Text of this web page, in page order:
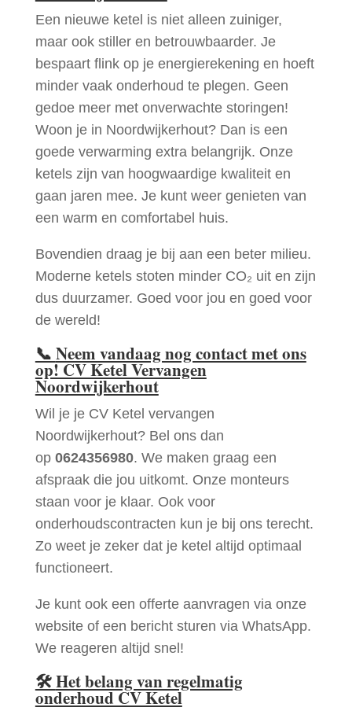
Een nieuwe ketel is niet alleen zuiniger,
maar ook stiller en betrouwbaarder. Je
bespaart flink op je energierekening en hoeft
minder vaak onderhoud te plegen. Geen
gedoe meer met onverwachte storingen!
Woon je in Noordwijkerhout? Dan is een
goede verwarming extra belangrijk. Onze
ketels zijn van hoogwaardige kwaliteit en
gaan jaren mee. Je kunt weer genieten van
een warm en comfortabel huis.
Bovendien draag je bij aan een beter milieu.
Moderne ketels stoten minder CO₂ uit en zijn
dus duurzamer. Goed voor jou en goed voor
de wereld!
📞 Neem vandaag nog contact met ons
op! CV Ketel Vervangen
Noordwijkerhout
Wil je je CV Ketel vervangen
Noordwijkerhout? Bel ons dan
op 0624356980. We maken graag een
afspraak die jou uitkomt. Onze monteurs
staan voor je klaar. Ook voor
onderhoudscontracten kun je bij ons terecht.
Zo weet je zeker dat je ketel altijd optimaal
functioneert.
Je kunt ook een offerte aanvragen via onze
website of een bericht sturen via WhatsApp.
We reageren altijd snel!
🛠Het belang van regelmatig
onderhoud CV Ketel